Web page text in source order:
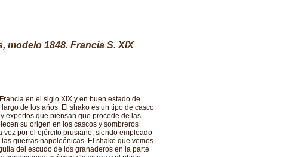
1848. Francia S. XIX
en el siglo XIX y en buen estado de
de los años. El shako es un tipo de casco
expertos que piensan que procede de las
su origen en los cascos y sombreros
por el ejército prusiano, siendo empleado
guerras napoleónicas. El shako que vemos
del escudo de los granaderos en la parte